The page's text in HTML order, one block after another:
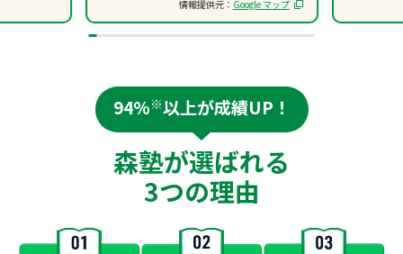
情報提供元： Google マップ
94%※以上が成績UP！
森塾が選ばれる
3つの理由